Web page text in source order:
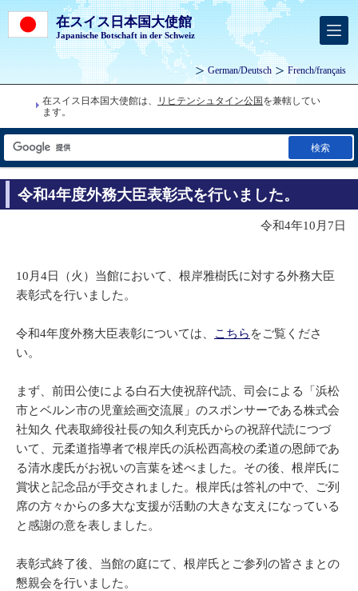
在スイス日本国大使館
Japanische Botschaft in der Schweiz
German/Deutsch French/français
在スイス日本国大使館は、 リヒテンシュタイン公国 を兼轄してい
ます。
検索
令和4年度外務大臣表彰式を行いました。
令和4年10月7日
10月4日（火）当館において、根岸雅樹氏に対する外務大臣
表彰式を行いました。
令和4年度外務大臣表彰については、 こちら をご覧くださ
い。
まず、前田公使による白石大使祝辞代読、司会による「浜松
市とベルン市の児童絵画交流展」のスポンサーである株式会
社知久 代表取締役社長の知久利克氏からの祝辞代読につづ
いて、元柔道指導者で根岸氏の浜松西高校の柔道の恩師であ
る清水虔氏がお祝いの言葉を述べました。その後、根岸氏に
賞状と記念品が手交されました。根岸氏は答礼の中で、ご列
席の方々からの多大な支援が活動の大きな支えになっている
と感謝の意を表しました。
表彰式終了後、当館の庭にて、根岸氏とご参列の皆さまとの
懇親会を行いました。